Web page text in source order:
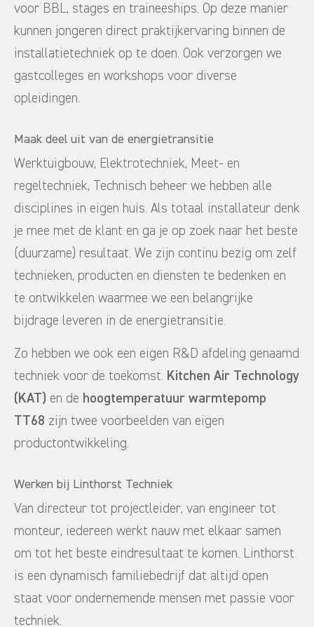
voor BBL, stages en traineeships. Op deze manier
kunnen jongeren direct praktijkervaring binnen de
installatietechniek op te doen. Ook verzorgen we
gastcolleges en workshops voor diverse
opleidingen.
Maak deel uit van de energietransitie
Werktuigbouw, Elektrotechniek, Meet- en
regeltechniek, Technisch beheer we hebben alle
disciplines in eigen huis. Als totaal installateur denk
je mee met de klant en ga je op zoek naar het beste
(duurzame) resultaat. We zijn continu bezig om zelf
technieken, producten en diensten te bedenken en
te ontwikkelen waarmee we een belangrijke
bijdrage leveren in de energietransitie.
Zo hebben we ook een eigen R&D afdeling genaamd
techniek voor de toekomst. Kitchen Air Technology
(KAT) en de hoogtemperatuur warmtepomp
TT68 zijn twee voorbeelden van eigen
productontwikkeling.
Werken bij Linthorst Techniek
Van directeur tot projectleider, van engineer tot
monteur, iedereen werkt nauw met elkaar samen
om tot het beste eindresultaat te komen. Linthorst
is een dynamisch familiebedrijf dat altijd open
staat voor ondernemende mensen met passie voor
techniek.